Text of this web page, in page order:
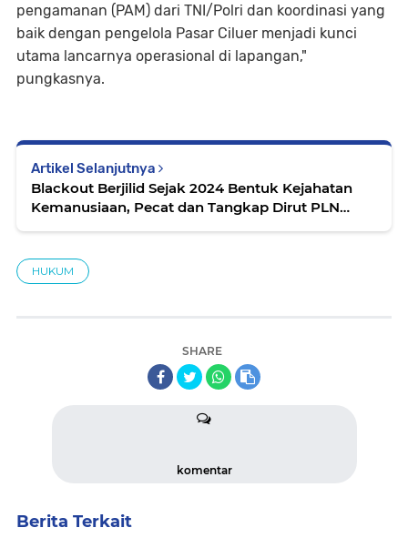
pengamanan (PAM) dari TNI/Polri dan koordinasi yang
baik dengan pengelola Pasar Ciluer menjadi kunci
utama lancarnya operasional di lapangan,"
pungkasnya.
Artikel Selanjutnya
Blackout Berjilid Sejak 2024 Bentuk Kejahatan
Kemanusiaan, Pecat dan Tangkap Dirut PLN
HUKUM
SHARE
komentar
Berita Terkait